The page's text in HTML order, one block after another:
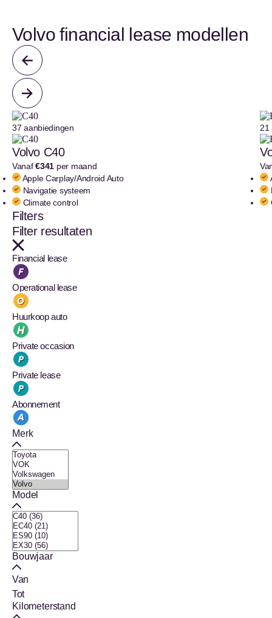
Volvo financial lease modellen
37 aanbiedingen
Volvo C40
Vanaf€341 per maand
Apple Carplay/Android Auto
Navigatie systeem
Climate control
21
Filters
Filter resultaten
Financial lease
Operational lease
Huurkoop auto
Private occasion
Private lease
Abonnement
Merk
Model
Bouwjaar
Van
Tot
Kilometerstand